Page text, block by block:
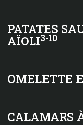
PATATES
AÏOLI3-10
OMELETTE
CALAMARS